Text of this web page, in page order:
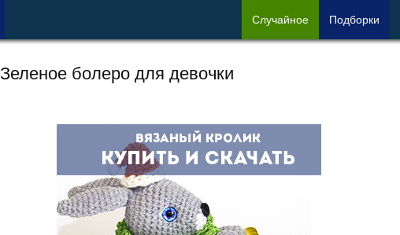
Зеленое болеро для девочки
Случайное Подборки